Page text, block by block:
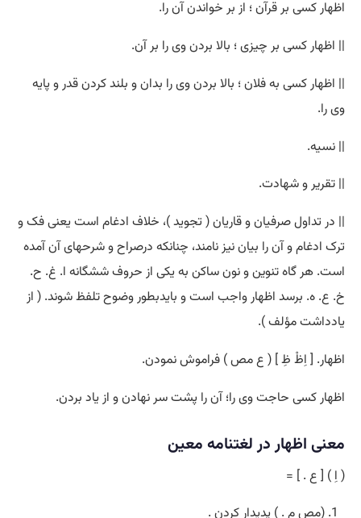
اظهار کسی بر قرآن ؛ از بر خواندن آن را.
|| اظهار کسی بر چیزی ؛ بالا بردن وی را بر آن.
|| اظهار کسی به فلان ؛ بالا بردن وی را بدان و بلند کردن قدر و پایه
وی را.
|| نسیه.
|| تقریر و شهادت.
|| در تداول صرفیان و قاریان ( تجوید )، خلاف ادغام است یعنی فک و
ترک ادغام و آن را بیان نیز نامند، چنانکه درصراح و شرحهای آن آمده
است. هر گاه تنوین و نون ساکن به یکی از حروف ششگانه ا. غ. ح.
خ. ع. ه. برسد اظهار واجب است و بایدبطور وضوح تلفظ شوند. ( از
یادداشت مؤلف ).
اظهار. [ اِظْ ظِ ] ( ع مص ) فراموش نمودن.
اظهار کسی حاجت وی را؛ آن را پشت سر نهادن و از یاد بردن.
معنی اظهار در لغتنامه معین
( اِ ) [ ع . ] =
(مص م . ) پدیدار کردن .